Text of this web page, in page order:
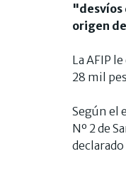
"desvíos
origen
La AFIP
28 mil
Según el
Nº 2 de
declarado